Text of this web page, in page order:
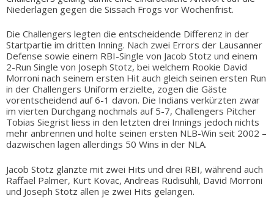
Niederlagen gegen die Sissach Frogs vor Wochenfrist.
Die Challengers legten die entscheidende Differenz in der
Startpartie im dritten Inning. Nach zwei Errors der Lausanner
Defense sowie einem RBI-Single von Jacob Stotz und einem
2-Run Single von Joseph Stotz, bei welchem Rookie David
Morroni nach seinem ersten Hit auch gleich seinen ersten Run
in der Challengers Uniform erzielte, zogen die Gäste
vorentscheidend auf 6-1 davon. Die Indians verkürzten zwar
im vierten Durchgang nochmals auf 5-7, Challengers Pitcher
Tobias Siegrist liess in den letzten drei Innings jedoch nichts
mehr anbrennen und holte seinen ersten NLB-Win seit 2002 –
dazwischen lagen allerdings 50 Wins in der NLA.
Jacob Stotz glänzte mit zwei Hits und drei RBI, während auch
Raffael Palmer, Kurt Kovac, Andreas Rüdisühli, David Morroni
und Joseph Stotz allen je zwei Hits gelangen.